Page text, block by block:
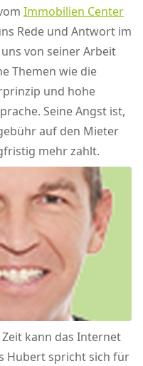
Immobilien Center
Rede und Antwort im
von seiner Arbeit
Themen wie die
und hohe
Seine Angst ist,
auf den Mieter
mehr zahlt.
kann das Internet
Hubert spricht sich für